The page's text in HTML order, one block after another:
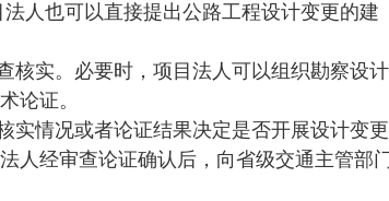
人也可以直接提出公路工程设计变更的建
实。必要时，项目法人可以组织勘察设计
论证。
情况或者论证结果决定是否开展设计变
人经审查论证确认后，向省级交通主管部